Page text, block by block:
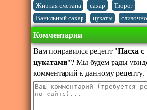
Жирная сметана сахар Творог
Ванильный сахар цукаты
Комментарии
Вам понравился рецепт "Пасха с
цукатами"? Мы будем рады
комментарий к данному рецепту.